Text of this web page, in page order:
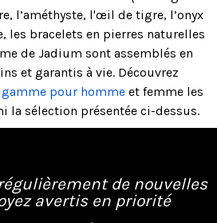
l’améthyste, l'œil de tigre, l’onyx
les bracelets en pierres naturelles
de Jadium sont assemblés en
et garantis à vie. Découvrez
pour hommeet femme les
la sélection présentée ci-dessus.
de nouvelles
avertis en priorité